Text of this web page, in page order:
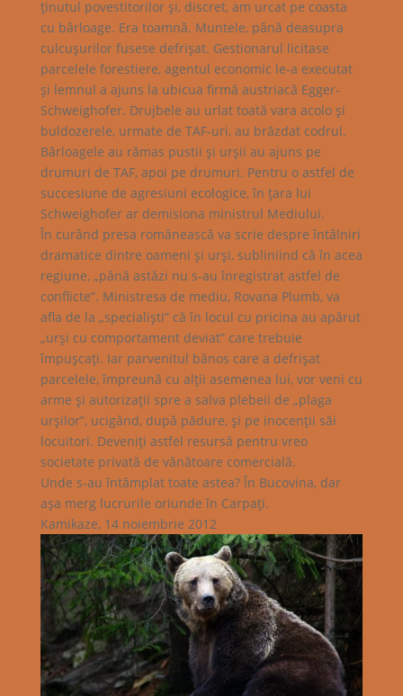
ţinutul povestitorilor şi, discret, am urcat pe coasta
cu bârloage. Era toamnă. Muntele, până deasupra
culcuşurilor fusese defrişat. Gestionarul licitase
parcelele forestiere, agentul economic le-a executat
şi lemnul a ajuns la ubicua firmă austriacă Egger-
Schweighofer. Drujbele au urlat toată vara acolo şi
buldozerele, urmate de TAF-uri, au brăzdat codrul.
Bârloagele au rămas pustii şi urşii au ajuns pe
drumuri de TAF, apoi pe drumuri. Pentru o astfel de
succesiune de agresiuni ecologice, în ţara lui
Schweighofer ar demisiona ministrul Mediului.
În curând presa românească va scrie despre întâlniri
dramatice dintre oameni şi urşi, subliniind că în acea
regiune, „până astăzi nu s-au înregistrat astfel de
conflicte”. Ministresa de mediu, Rovana Plumb, va
afla de la „specialişti” că în locul cu pricina au apărut
„urşi cu comportament deviat” care trebuie
împuşcaţi. Iar parvenitul bănos care a defrişat
parcelele, împreună cu alţii asemenea lui, vor veni cu
arme şi autorizaţii spre a salva plebeii de „plaga
urşilor”, ucigând, după pădure, şi pe inocenţii săi
locuitori. Deveniţi astfel resursă pentru vreo
societate privată de vânătoare comercială.
Unde s-au întâmplat toate astea? În Bucovina, dar
aşa merg lucrurile oriunde în Carpaţi.
Kamikaze, 14 noiembrie 2012